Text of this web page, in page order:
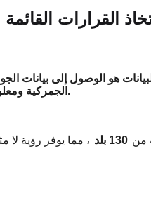
القرارات
هو الوصول إلى بيانات
الجمركية ومعلومات المشتري والموردين وأحجام التجارة والمزيد.
من 130 بلد
، مما يوفر رؤية لا